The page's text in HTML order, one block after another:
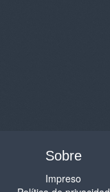
Sobre
Impreso